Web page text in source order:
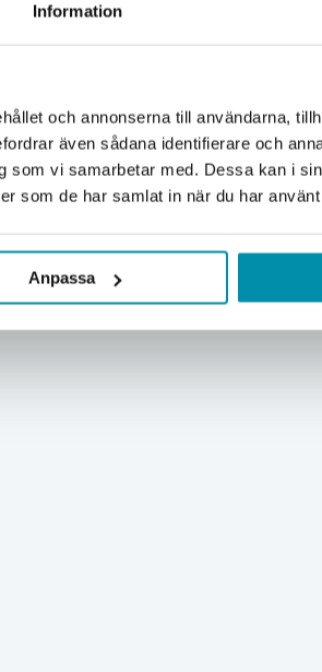
Information
och annonserna till användarna,
även sådana identifierare och
som vi samarbetar med. Dessa kan i
som de har samlat in när du har
Anpassa
till Proffsbutiken
moms
Privat
Inkl. moms